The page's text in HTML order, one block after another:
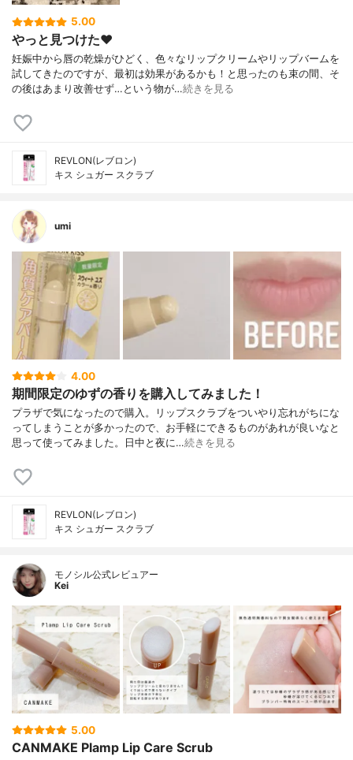
5.00
やっと見つけた❤️
妊娠中から唇の乾燥がひどく、色々なリップクリームやリップバームを
試してきたのですが、最初は効果があるかも！と思ったのも束の間、そ
の後はあまり改善せず…という物が…続きを見る
REVLON(レブロン)
キス シュガー スクラブ
umi
4.00
期間限定のゆずの香りを購入してみました！
プラザで気になったので購入。リップスクラブをついやり忘れがちにな
ってしまうことが多かったので、お手軽にできるものがあれが良いなと
思って使ってみました。日中と夜に…続きを見る
REVLON(レブロン)
キス シュガー スクラブ
モノシル公式レビュアー
Kei
5.00
CANMAKE Plamp Lip Care Scrub